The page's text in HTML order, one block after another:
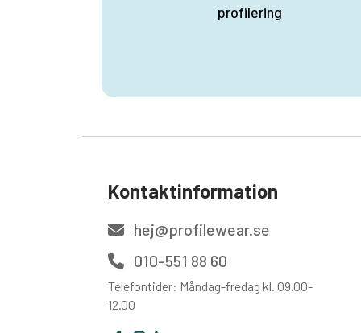
profilering
Kontaktinformation
hej@profilewear.se
010-551 88 60
Telefontider: Måndag-fredag kl. 09.00-
12.00